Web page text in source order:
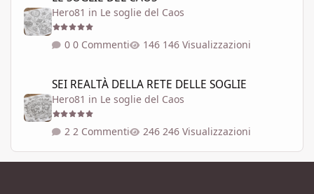
Hero81 in Le soglie del Caos
0 Commenti 146 Visualizzazioni
SEI REALTÀ DELLA RETE DELLE SOGLIE
Hero81 in Le soglie del Caos
2 Commenti 246 Visualizzazioni